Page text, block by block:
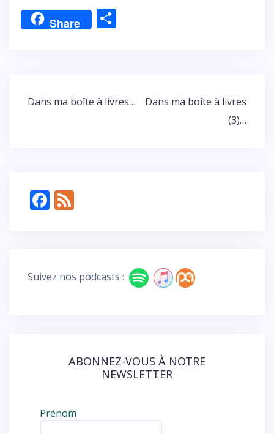
Share
er
Navigation
Dans ma boîte à livres…
Dans ma boîte à livres
(3)…
F
o
Suivez nos podcasts :
ABONNEZ-VOUS À NOTRE
NEWSLETTER
Prénom